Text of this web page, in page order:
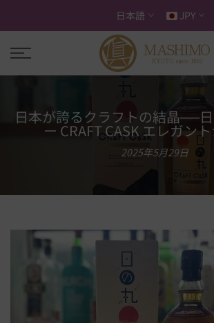
キ
ッ
プ
す
日本語 JPY
日本が誇るクラフトの結晶──
ー CRAFT CASK エレガン
2025年5月29日